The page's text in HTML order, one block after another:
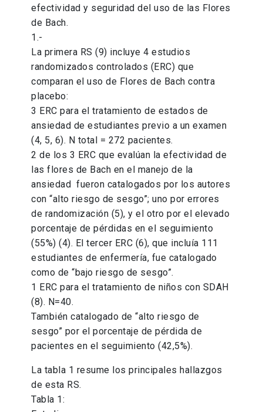
efectividad y seguridad del uso de las Flores
de Bach.
1.-
La primera RS (9) incluye 4 estudios
randomizados controlados (ERC) que
comparan el uso de Flores de Bach contra
placebo:
3 ERC para el tratamiento de estados de
ansiedad de estudiantes previo a un examen
(4, 5, 6). N total = 272 pacientes.
2 de los 3 ERC que evalúan la efectividad de
las flores de Bach en el manejo de la
ansiedad fueron catalogados por los autores
con “alto riesgo de sesgo”; uno por errores
de randomización (5), y el otro por el elevado
porcentaje de pérdidas en el seguimiento
(55%) (4). El tercer ERC (6), que incluía 111
estudiantes de enfermería, fue catalogado
como de “bajo riesgo de sesgo”.
1 ERC para el tratamiento de niños con SDAH
(8). N=40.
También catalogado de “alto riesgo de
sesgo” por el porcentaje de pérdida de
pacientes en el seguimiento (42,5%).
La tabla 1 resume los principales hallazgos
de esta RS.
Tabla 1: